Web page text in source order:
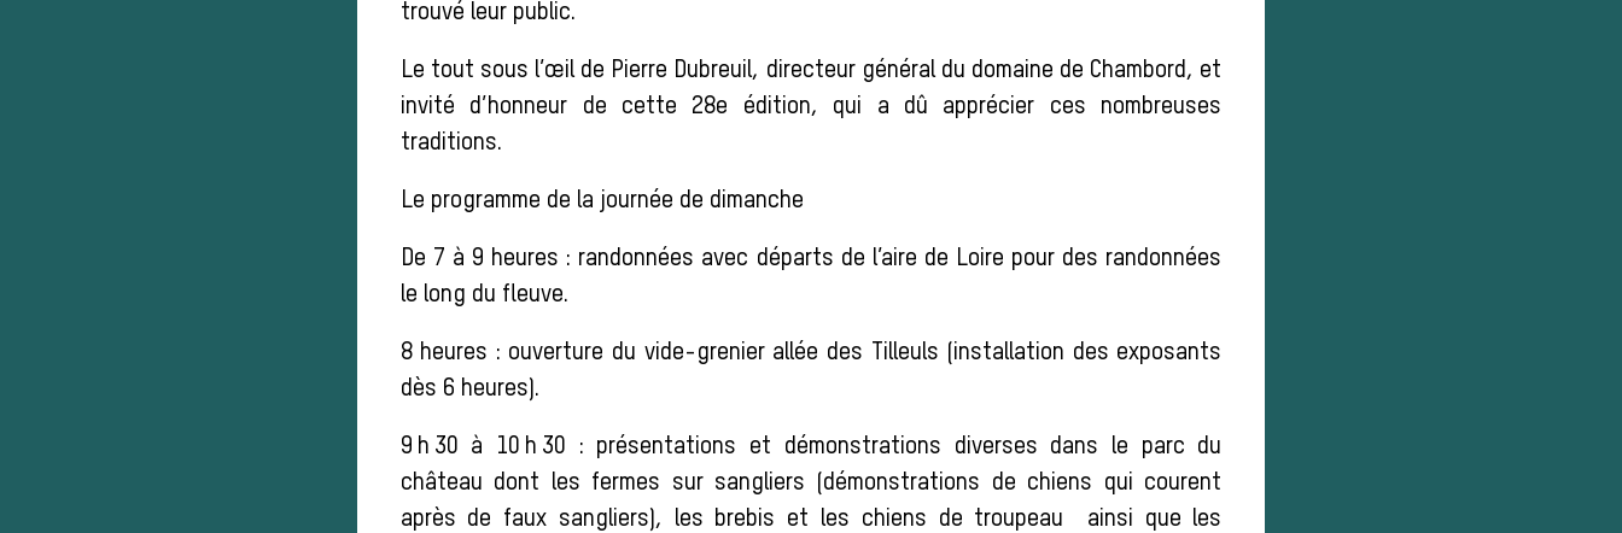
trouvé leur public.
Le tout sous l’œil de Pierre Dubreuil, directeur général du domaine de Chambord, et
invité d’honneur de cette 28e édition, qui a dû apprécier ces nombreuses
traditions.
Le programme de la journée de dimanche
De 7 à 9 heures : randonnées avec départs de l’aire de Loire pour des randonnées
le long du fleuve.
8 heures : ouverture du vide-grenier allée des Tilleuls (installation des exposants
dès 6 heures).
9 h 30 à 10 h 30 : présentations et démonstrations diverses dans le parc du
château dont les fermes sur sangliers (démonstrations de chiens qui courent
après de faux sangliers), les brebis et les chiens de troupeau ainsi que les